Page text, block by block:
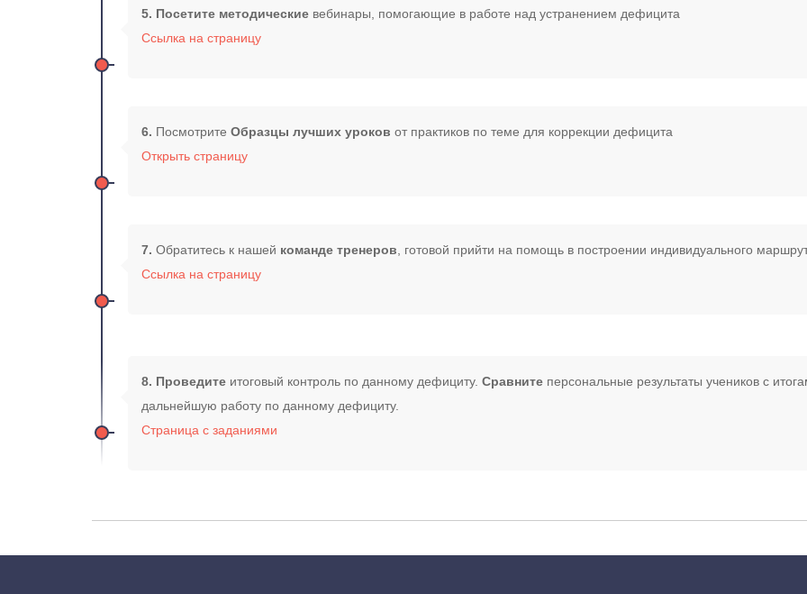
5. Посетите методические вебинары, помогающие в работе над устранением дефицита
Ссылка на страницу
6. Посмотрите Образцы лучших уроков от практиков по теме для коррекции дефицита
Открыть страницу
7. Обратитесь к нашей команде тренеров , готовой прийти на помощь в построении индивидуального
Ссылка на страницу
8. Проведите итоговый контроль по данному дефициту. Сравните персональные результаты учеников с
дальнейшую работу по данному дефициту.
Страница с заданиями